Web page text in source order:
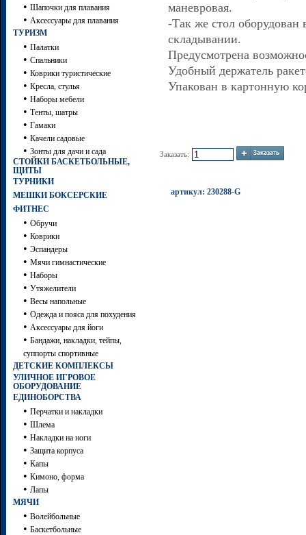
• Шапочки для плавания
• Аксессуары для плавания
ТУРИЗМ
• Палатки
• Спальники
• Коврики туристические
• Кресла, стулья
• Наборы мебели
• Тенты, шатры
• Гамаки
• Качели садовые
• Зонты для дачи и сада
СТОЙКИ БАСКЕТБОЛЬНЫЕ,
ЩИТЫ
ТУРНИКИ
МЕШКИ БОКСЕРСКИЕ
ФИТНЕС
• Обручи
• Коврики
• Эспандеры
• Мячи гимнастические
• Наборы
• Утяжелители
• Весы напольные
• Одежда и пояса для похудения
• Аксессуары для йоги
• Бандажи, накладки, тейпы,
суппорты спортивные
ДЕТСКИЕ КОМПЛЕКСЫ
УЛИЧНОЕ ИГРОВОЕ
ОБОРУДОВАНИЕ
ЕДИНОБОРСТВА
• Перчатки и накладки
• Шлема
• Накладки на ноги
• Защита корпуса
• Капы
• Кимоно, форма
• Лапы
МЯЧИ
• Волейбольные
• Баскетбольные
маневровая.
-Так же стол оборудован
складывании.
Предусмотрена
Удобный держатель
Упакован в картонную
Заказать:
артикул: 230288-G